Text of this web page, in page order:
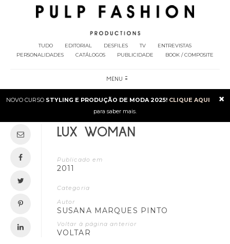
TUDO EDITORIAL DESFILES TV
ENTREVISTAS
PERSONALIDADES
CATÁLOGOS PUBLICIDADE BOOK / COMPOSITE
MENU
×
NOVO CURSO STYLING E PRODUÇÃO DE MODA 2025! CLIQUE AQUI
para saber mais.
LUX WOMAN
Publicado em
2011
Categoria
Autor
SUSANA MARQUES PINTO
Voltar à página anterior
VOLTAR